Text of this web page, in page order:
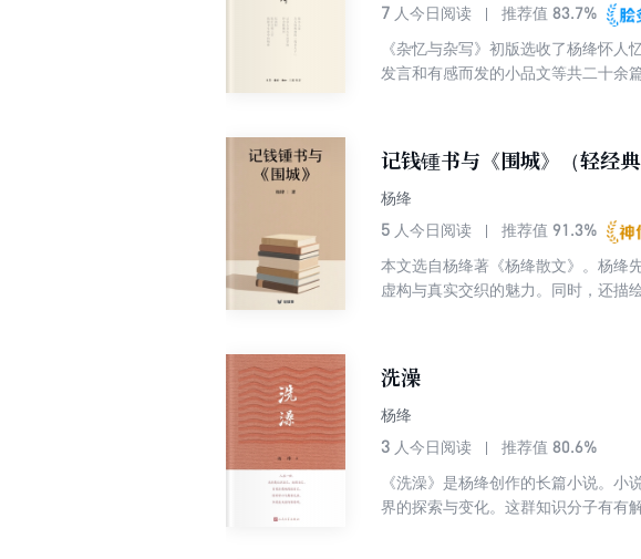
7 人今日阅读 推荐值 83.7%
《杂忆与杂写》初版选收了杨绛怀人
发言和有感而发的小品文等共二十余
记钱锺书与《围城》（轻经典
杨绛
5 人今日阅读 推荐值 91.3%
本文选自杨绛著《杨绛散文》。杨绛
虚构与真实交织的魅力。同时，还描
洗澡
杨绛
3 人今日阅读 推荐值 80.6%
《洗澡》是杨绛创作的长篇小说。
界的探索与变化。这群知识分子有有